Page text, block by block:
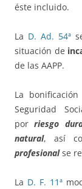
éste incluido.
La D. Ad. 54ª
situación de
de las AAPP.
La
Seguridad
porriesgo
natural, así
profesionalse
La D. F. 11ª